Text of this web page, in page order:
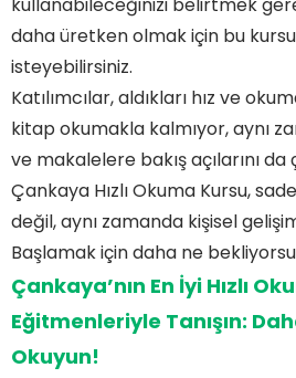
daha üretken olmak için bu
isteyebilirsiniz.
Katılımcılar, aldıkları hız ve
kitap okumakla kalmıyor, aynı
ve makalelere bakış açılarını
Çankaya Hızlı Okuma Kursu,
değil, aynı zamanda kişisel
Başlamak için daha ne
Çankaya’nın En İyi Hızlı
Eğitmenleriyle Tanışın:
Okuyun!